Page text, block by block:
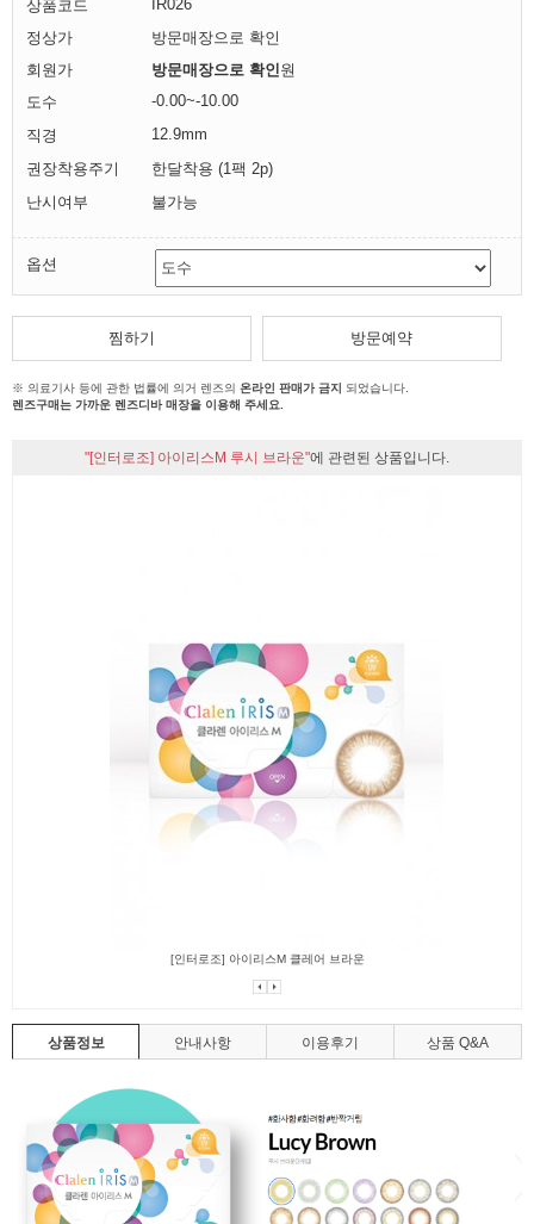
상품코드
IR026
정상가
방문매장으로 확인
회원가
방문매장으로 확인원
도수
-0.00~-10.00
직경
12.9mm
권장착용주기
한달착용 (1팩 2p)
난시여부
불가능
옵션
찜하기 방문예약
※ 의료기사 등에 관한 법률에 의거 렌즈의 온라인 판매가 금지
되었습니다.
렌즈구매는 가까운 렌즈디바 매장을 이용해 주세요.
"[인터로조] 아이리스M 루시 브라운"에 관련된 상품입니다.
[인터로조] 아이리스M 클레어 브라운
상품정보 안내사항 이용후기 상품 Q&A